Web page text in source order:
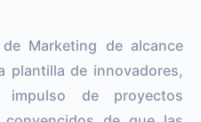
Marketing de alcance
plantilla de innovadores,
de proyectos